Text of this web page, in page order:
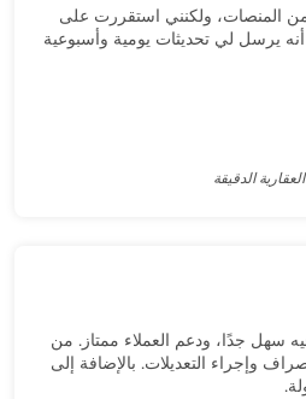
المنصات، ولكنني استقررت على
يرسل لي تحديثات يومية وأسبوعية
الدقيقة
سهل جدًا، ودعم العملاء ممتاز. من
وإجراء التعديلات. بالإضافة إلى